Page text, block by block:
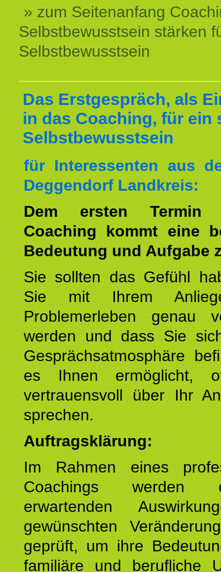
» zum Seitenanfang
Selbstbewusstsein stärken
Selbstbewusstsein
Das Erstgespräch, als
in das Coaching, für ein
Selbstbewusstsein
für Interessenten aus
Deggendorf Landkreis:
Dem ersten
Coaching kommt eine
Bedeutung und Aufgabe
Sie sollten das Gefühl
Sie mit Ihrem
Problemerleben genau
werden und dass Sie
Gesprächsatmosphäre
es Ihnen ermöglicht,
vertrauensvoll über Ihr
sprechen.
Auftragsklärung:
Im Rahmen eines
Coachings
erwartenden
gewünschten
geprüft, um ihre
familiäre und berufliche